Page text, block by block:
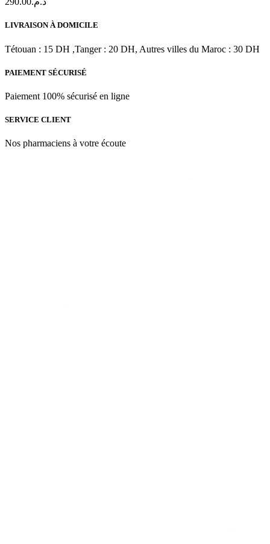
l'Acide
&
|
ML
LIVRAISON À DOMICILE
Tétouan : 15 DH ,Tanger : 20 DH, Autres villes du Maroc : 30 DH
PAIEMENT SÉCURISÉ
Paiement 100% sécurisé en ligne
SERVICE CLIENT
Nos pharmaciens à votre écoute